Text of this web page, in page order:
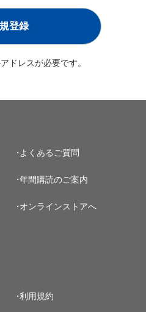
登録
ドレスが必要です。
よくあるご質問
年間購読のご案内
オンラインストアへ
利用規約